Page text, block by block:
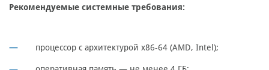
Рекомендуемые системные требования:
процессор с архитектурой x86-64 (AMD, Intel);